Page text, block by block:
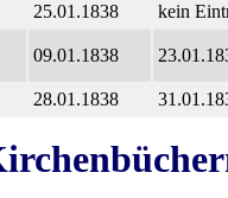
25.01.1838 kein
09.01.1838
28.01.1838